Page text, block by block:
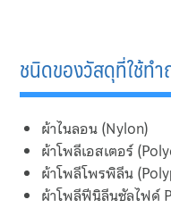
ชนิดของวัสดุที่ใช้ท
ผ้าไนลอน (Nylon)
ผ้าโพลีเอสเตอร์
ผ้าโพลีโพรพิลีน
ผ้าโพลีฟีนิลีนซัลไฟด์